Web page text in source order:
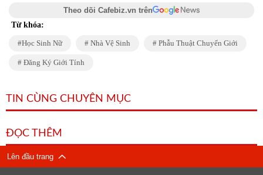
Theo dõi Cafebiz.vn trên
Từ khóa:
Học Sinh Nữ Nhà Vệ Sinh Phẫu Thuật Chuyển Giới
Đăng Ký Giới Tính
TIN CÙNG CHUYÊN MỤC
ĐỌC THÊM
Lên đầu trang